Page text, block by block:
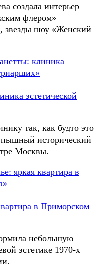
создала интерьер
флером»
звезды шоу «Женский
эстетической
так, как будто это
исторический
Москвы.
в Приморском
небольшую
эстетике 1970-х